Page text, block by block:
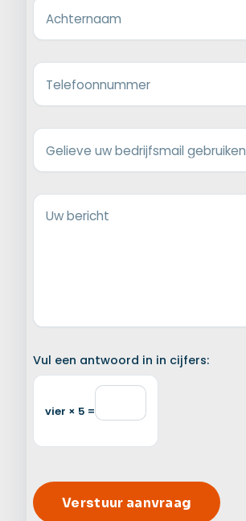
Achternaam
Telefoonnummer
Gelieve uw bedrijfsmail gebruiken
Uw bericht
Vul een antwoord in in cijfers:
vier × 5 =